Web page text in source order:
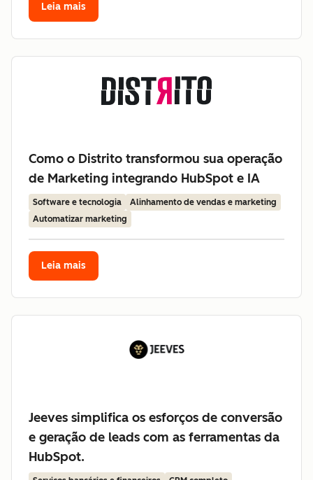
Leia mais
Como o Distrito transformou sua operação
de Marketing integrando HubSpot e IA
Software e tecnologia
Alinhamento de vendas e marketing
Automatizar marketing
Leia mais
Jeeves simplifica os esforços de conversão
e geração de leads com as ferramentas da
HubSpot.